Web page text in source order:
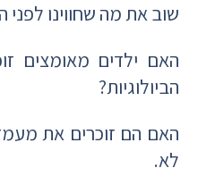
שוב את מה שחווינו לפני
האם ילדים מאומצים
הביולוגיות?
האם הם זוכרים את
לא.